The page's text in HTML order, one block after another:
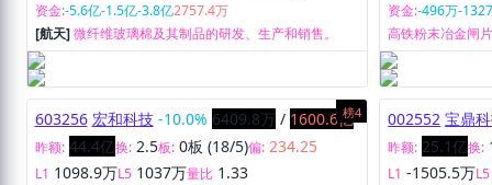
资金:-5.6亿-1.5亿-3.8亿2757.4万
[航天]微纤维玻璃棉及其制品的研发、生产和销售。
资金:-496万-
高铁粉末冶金闸
天。
榜4
603256 宏和科技 -10.0% 6409.8万 / 1600.6亿
昨额: 44.4亿换: 2.5板: 0板 (18/5)偏: 234.25
L1 1098.9万L5 1037万量比 1.33
002552 宝鼎
昨额: 25.1亿换:
L1 -1505.5万L5